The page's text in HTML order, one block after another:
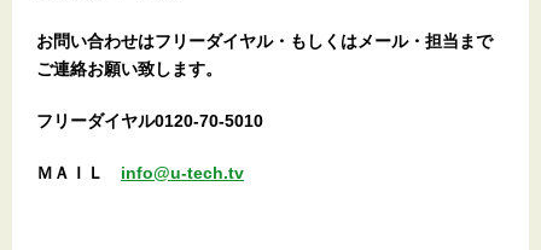
お問い合わせはフリーダイヤル・もしくはメール・担当まで
ご連絡お願い致します。
フリーダイヤル0120-70-5010
ＭＡＩＬ info@u-tech.tv